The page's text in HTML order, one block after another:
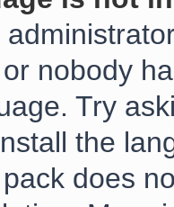
nobody
Try
the
does